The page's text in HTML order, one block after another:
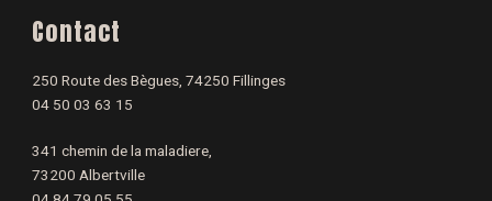
Contact
250 Route des Bègues, 74250 Fillinges
04 50 03 63 15
341 chemin de la maladiere,
73200 Albertville